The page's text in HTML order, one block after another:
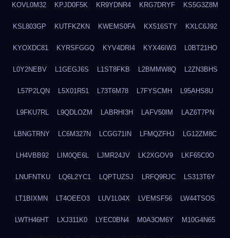
KOVL0M32 KPJD0F5K KR9YDNR4 KRG7DRYF KS5G3Z8M
KSL803GP KUTFKZKN KWEMS0FA KX516STY KXLC6J92
KYOXDC81 KYRSFGGQ KYV4DRI4 KYX46IW3 L0BT21HO
L0Y2NEBV L1GEGJ6S L1ST8FKB L2BMMW8Q L2ZN3BHS
L57P2LQN L5X01R51 L73T6M78 L7FYSCMH L95AHS8U
L9FKU7RL L9QDLOZM LABRHI3H LAFV50IM LAZ6T7PN
LBNGTRNY LC6M327N LCGG71IN LFMQZFHJ LG12ZM8C
LH4VBB92 LIM0QE6L LJMR24JV LK2XGOV9 LKF65C0O
LNUFNTKU LQ6L2YC1 LQPTUZSJ LRFQ9RJC LS313T6Y
LT1BIXMN LT4OEEO3 LUV1L04X LVEMSF56 LW44TSOS
LWTH46HT LXJ311K0 LYEC0BN4 M0A3OM6Y M10G4N65